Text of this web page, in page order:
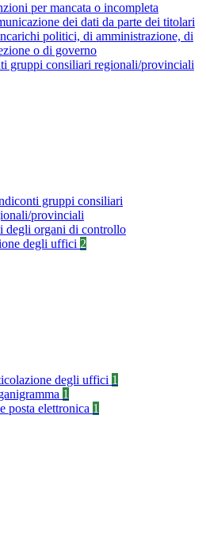
per mancata o incompleta
dei dati da parte dei titolari
politici, di amministrazione, di
o di governo
gruppi consiliari regionali/provinciali
gruppi consiliari
provinciali
degli organi di controllo
degli uffici 2
degli uffici 1
1
posta elettronica 1